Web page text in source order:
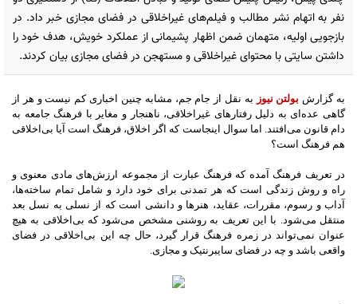
نفر به اتهام نشر مطالب و فیلم‌های غیراخلاقی در فضای مجازی خبر داد. در
بازجویی اولیه، متهمان ضمن اظهار پشیمانی از عملکرد خویش، هدف خود را
داشتن سایتی با محتوای غیراخلاقی و مستهجن در فضای مجازی بیان کردند.
به گزارش بولتن نیوز به نقل از جام جم، مشابه چنین اخباری کم نیست و هر از
گاهی عده‌ای به دلیل رفتارهای غیراخلاقی، ناهنجار و مغایر با فرهنگ جامعه به
دام قانون می‌افتند. اما سوال اینجاست که اگر اخلاق، فرهنگ است آیا بی‌اخلاقی
هم فرهنگ است؟
در تعریف فرهنگ آمده که فرهنگ عبارت از مجموعه ارزش‌های مادی معنوی و
راه و روش زندگی است که هر تمدنی برای خود دارد و شامل تمام ساخته‌ها،
آداب و رسوم، مقررات، عقاید، هنرها و دانشی است که از نسلی به نسل بعد
منتقل می‌شود. با این تعریف به روشنی مشخص می‌شود که بی‌اخلاقی به هیچ
عنوان نمی‌تواند در زمره فرهنگ قرار گیرد، حال چه این بی‌اخلاقی در فضای
واقعی باشد و چه در فضای سایبرنتیک و مجازی.